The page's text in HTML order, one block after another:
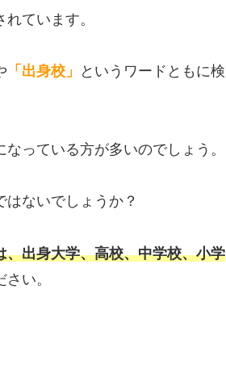
ています。
「出身校」
というワードともに検
っている方が多いのでしょう。
ないでしょうか？
出身大学、高校、中学校、小学
い。